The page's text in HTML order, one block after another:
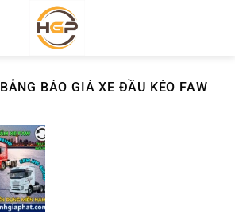
BẢNG BÁO GIÁ XE ĐẦU KÉO FAW